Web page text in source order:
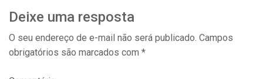
Deixe uma resposta
O seu endereço de e-mail não será publicado. Campos
obrigatórios são marcados com *